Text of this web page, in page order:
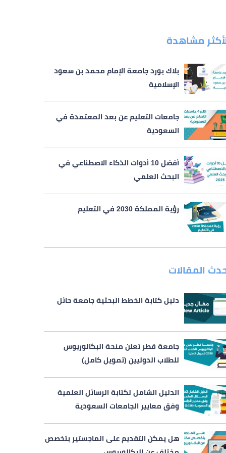
مشاهدة
بلاك بورد جامعة الإمام محمد بن سعود
الإسلامية
جامعات التعليم عن بعد المعتمدة في
السعودية
أفضل 10 أدوات الذكاء الاصطناعي في
البحث العلمي
رؤية المملكة 2030 في التعليم
المقالات
دليل كتابة الخطط البحثية جامعة حائل
جامعة قطر تعلن منحة البكالوريوس
للطلاب الدوليين (تمويل كامل)
الدليل الشامل لكتابة الرسائل العلمية
وفق معايير الجامعات السعودية
هل يمكن التقديم على الماجستير بتخصص